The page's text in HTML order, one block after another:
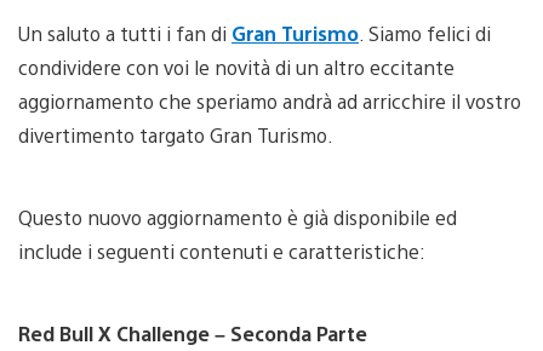
Un saluto a tutti i fan di Gran Turismo . Siamo felici di
condividere con voi le novità di un altro eccitante
aggiornamento che speriamo andrà ad arricchire il vostro
divertimento targato Gran Turismo.
Questo nuovo aggiornamento è già disponibile ed
include i seguenti contenuti e caratteristiche:
Red Bull X Challenge – Seconda Parte